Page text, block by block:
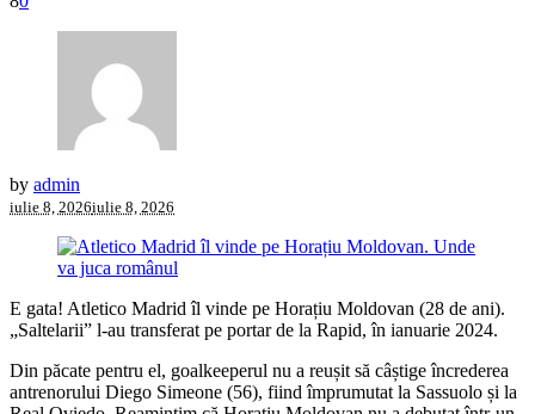
by admin
iulie 8, 2026iulie 8, 2026
E gata! Atletico Madrid îl vinde pe Horațiu Moldovan (28 de ani).
„Saltelarii” l-au transferat pe portar de la Rapid, în ianuarie 2024.
Din păcate pentru el, goalkeeperul nu a reușit să câștige încrederea
antrenorului Diego Simeone (56), fiind împrumutat la Sassuolo și la